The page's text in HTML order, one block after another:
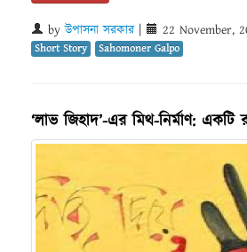
byউপাসনা সরকার| 22 November,
Short Story Sahomoner Galpo
‘লাভ জিহাদ’-এর মিথ-নির্মাণ: একটি